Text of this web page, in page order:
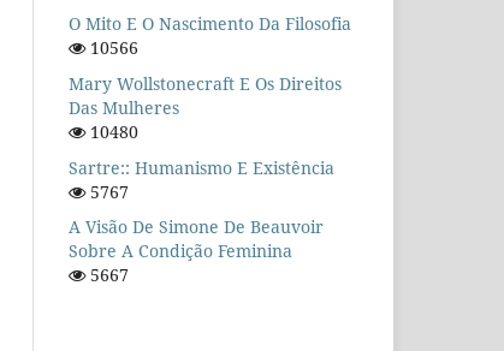
O Mito E O Nascimento Da Filosofia
10566
Mary Wollstonecraft E Os Direitos
Das Mulheres
10480
Sartre:: Humanismo E Existência
5767
A Visão De Simone De Beauvoir
Sobre A Condição Feminina
5667